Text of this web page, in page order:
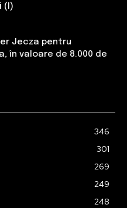
(I)
Jecza pentru
în valoare de 8.000 de
346
301
269
249
248